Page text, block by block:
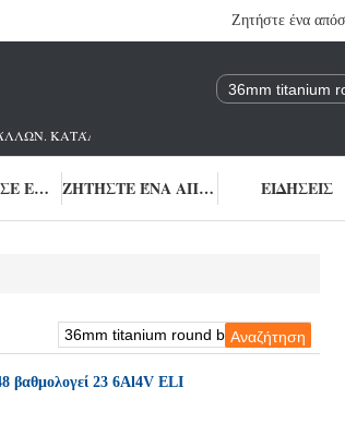
Ζητήστε ένα
ΚΑΤΆΛΛΗΛΟ M650 ΕΡΓΟΣΤΆΣΙΟ AS9100&
ΜΑΣ ΕΛΆΤΕ ΣΕ ΕΠΑΦΉ ΜΕ ΖΗΤΉΣΤΕ ΈΝΑ ΑΠΌΣΠΑΣΜΑ ΕΙΔΉΣΕΙΣ
βαθμολογεί 23 6Al4V ELI